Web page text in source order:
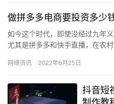
做拼多多电商要投资多少
如今这个时代，即使没经过九年
尤其是拼多多和快手直播，在农
在再入…
网络资讯 2022年6月25日
抖音短